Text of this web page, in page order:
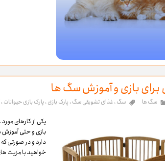
برای بازی و آموزش سگ ها
سگ ها سگ، غذای تشویقی سگ، پارک بازی، پارک بازی حیوانات،
یکی از کارهای
بازی و حتی
دارد و در صورتی
خواهید با مزیت